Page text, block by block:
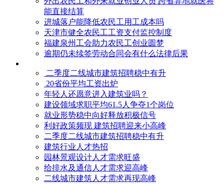
能直接结算
进城落户能降低农民工用工成本吗
天津市健全农民工工资支付监控制度
福建泉州工会助力农民工创业圆梦
逾期仍未续签劳动合同会有什么法律后果
二季度二线城市建筑招聘稳中有升
20省份平均工资出炉
年轻人还愿意进入建筑业吗？
建设领域求职平均61.5人争夺1个岗位
就业形势稳中向好释放积极信号
利好政策频现 建筑招聘迎来小高峰
二季度二线城市建筑招聘稳中有升
建筑行业人才热招
园林景观设计人才需求旺盛
给排水及通信人才需求迎高峰
二线城市建筑人才需求再现高峰